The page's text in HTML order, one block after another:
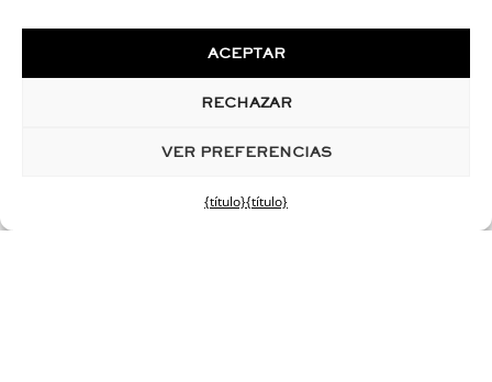
ACEPTAR
RECHAZAR
VER PREFERENCIAS
{título}{título}